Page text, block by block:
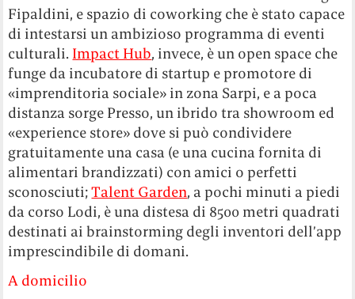
Fipaldini, e spazio di coworking che è stato capace
di intestarsi un ambizioso programma di eventi
culturali. Impact Hub, invece, è un open space che
funge da incubatore di startup e promotore di
«imprenditoria sociale» in zona Sarpi, e a poca
distanza sorge Presso, un ibrido tra showroom ed
«experience store» dove si può condividere
gratuitamente una casa (e una cucina fornita di
alimentari brandizzati) con amici o perfetti
sconosciuti;Talent Garden, a pochi minuti a piedi
da corso Lodi, è una distesa di 8500 metri quadrati
destinati ai brainstorming degli inventori dell’app
imprescindibile di domani.
A domicilio